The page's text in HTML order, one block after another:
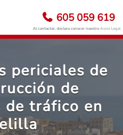
605 059 619
Al contactar, declara conocer nuestroAviso Legal
periciales de
de
de tráfico en